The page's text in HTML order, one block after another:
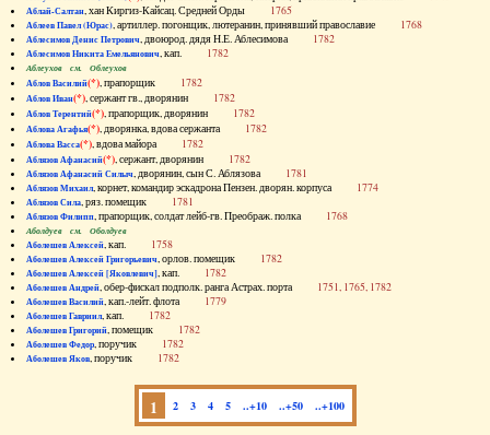
Аблай-Салтан, хан Киргиз-Кайсац. Средней Орды 1765
Аблеев Павел (Юрас), артиллер. погонщик, лютеранин, принявший православие 1768
Аблесимов Денис Петрович, двоюрод. дядя Н.Е. Аблесимова 1782
Аблесимов Никита Емельянович, кап. 1782
Аблеухов см. Облеухов
Аблов Василий(*), прапорщик 1782
Аблов Иван(*), сержант гв., дворянин 1782
Аблов Терентий(*), прапорщик, дворянин 1782
Аблова Агафья(*), дворянка, вдова сержанта 1782
Аблова Васса(*), вдова майора 1782
Аблязов Афанасий(*), сержант, дворянин 1782
Аблязов Афанасий Силыч, дворянин, сын С. Аблязова 1781
Аблязов Михаил, корнет, командир эскадрона Пензен. дворян. корпуса 1774
Аблязов Сила, ряз. помещик 1781
Аблязов Филипп, прапорщик, солдат лейб-гв. Преображ. полка 1768
Аболдуев см. Оболдуев
Аболешев Алексей, кап. 1758
Аболешев Алексей Григорьевич, орлов. помещик 1782
Аболешев Алексей [Яковлевич], кап. 1782
Аболешев Андрей, обер-фискал подполк. ранга Астрах. порта 1751, 1765, 1782
Аболешев Василий, кап.-лейт. флота 1779
Аболешев Гавриил, кап. 1782
Аболешев Григорий, помещик 1782
Аболешев Федор, поручик 1782
Аболешев Яков, поручик 1782
1 2 3 4 5 ..+10 ..+50 ..+100